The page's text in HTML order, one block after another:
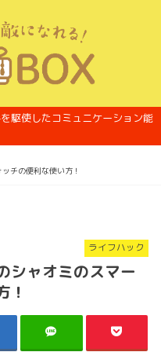
駆使したコミュニケーション能
チの便利な使い方！
ライフハック
シャオミのスマー
！